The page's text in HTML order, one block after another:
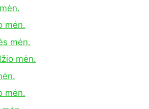
mėn.
mėn.
mėn.
mėn.